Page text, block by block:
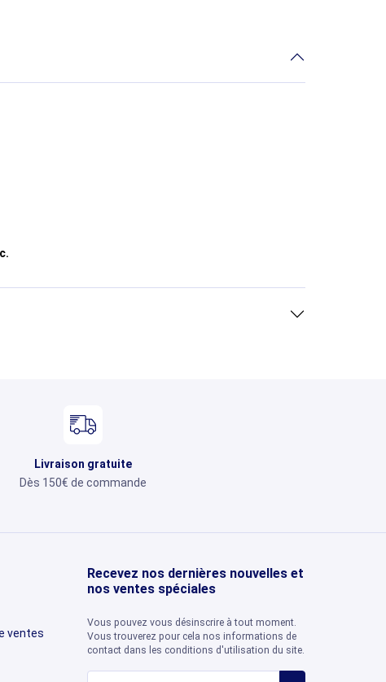
Livraison gratuite
Dès 150€ de commande
ventes
Recevez nos dernières nouvelles et
nos ventes spéciales
Vous pouvez vous désinscrire à tout moment.
Vous trouverez pour cela nos informations de
contact dans les conditions d'utilisation du site.